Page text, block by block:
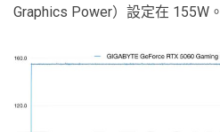
Graphics Power）設定在 155W。